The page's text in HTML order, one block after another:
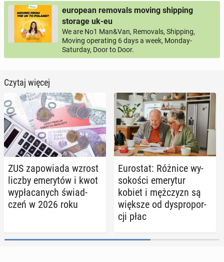
european removals moving shipping
storage uk-eu
We are No1 Man&Van, Removals, Shipping,
Moving operating 6 days a week, Monday-
Saturday, Door to Door.
Czytaj więcej
ZUS za­po­wia­da wzrost
liczby eme­ry­tów i kwot
wy­pła­ca­nych świad­
czeń w 2026 roku
Eu­ro­stat: Różnice wy­
so­ko­ści eme­ry­tur
kobiet i męż­czyzn są
większe od dys­pro­por­
cji płac